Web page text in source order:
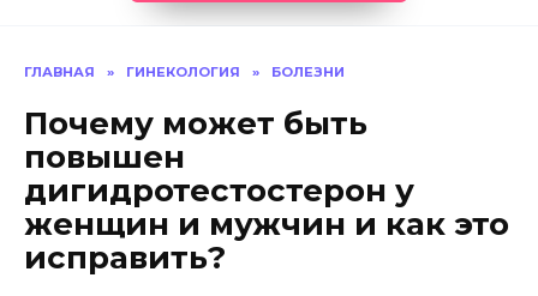
ГЛАВНАЯ » ГИНЕКОЛОГИЯ » БОЛЕЗНИ
Почему может быть
повышен
дигидротестостерон у
женщин и мужчин и как это
исправить?